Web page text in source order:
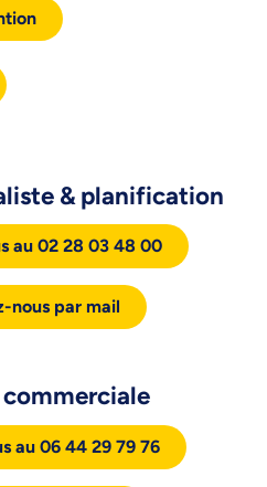
& planification
au 02 28 03 48 00
nous par mail
au 06 44 29 79 76